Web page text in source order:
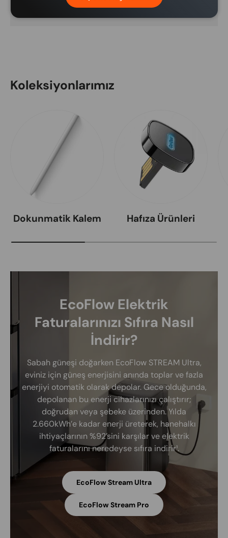
Koleksiyonlarımız
Dokunmatik Kalem Hafıza Ürünleri
EcoFlow Elektrik
Faturalarınızı Sıfıra Nasıl
İndirir?
Sabah güneşi doğarken EcoFlow STREAM Ultra,
eviniz için güneş enerjisini anında toplar ve fazla
enerjiyi otomatik olarak depolar. Gece olduğunda,
depolanan bu enerji cihazlarınızı çalıştırır;
doğrudan veya şebeke üzerinden. Yılda
2.660kWh’e kadar enerji üreterek, hanehalkı
ihtiyaçlarının %92’sini karşılar ve elektrik
faturalarını neredeyse sıfıra indirir¹.
EcoFlow Stream Ultra
EcoFlow Stream Pro